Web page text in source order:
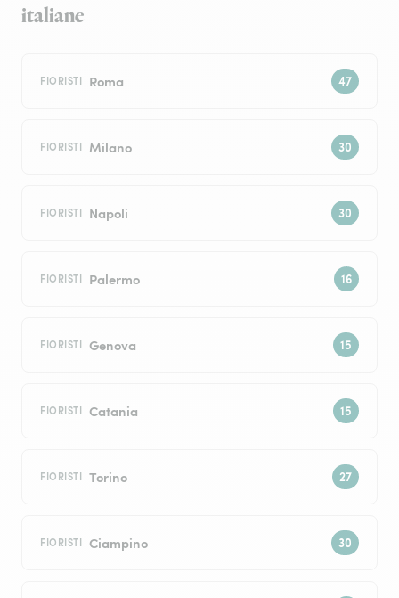
italiane
FIORISTI Roma
FIORISTI Milano
FIORISTI Napoli
FIORISTI Palermo
FIORISTI Genova
FIORISTI Catania
FIORISTI Torino
FIORISTI Ciampino